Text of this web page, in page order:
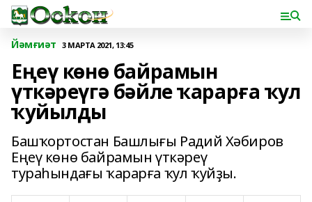
Йәмғиәт 3 МАРТА 2021, 13:45
Еңеү көнө байрамын
үткәреүгә бәйле ҡарарға ҡул
ҡуйылды
Башҡортостан Башлығы Радий Хәбиров
Еңеү көнө байрамын үткәреү
тураһындағы ҡарарға ҡул ҡуйҙы.